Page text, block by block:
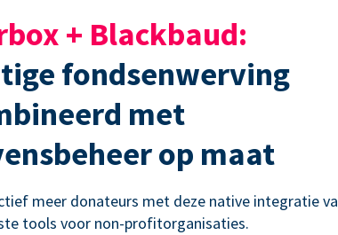
+ Blackbaud:
fondsenwerving
met
op maat
meer donateurs met deze native integratie
tools voor non-profitorganisaties.